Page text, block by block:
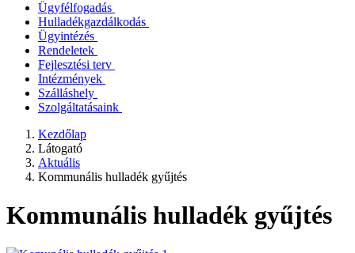
Ügyfélfogadás
Hulladékgazdálkodás
Ügyintézés
Rendeletek
Fejlesztési terv
Intézmények
Szálláshely
Szolgáltatásaink
Kezdőlap
Látogató
Aktuális
Kommunális hulladék gyűjtés
Kommunális hulladék gyűjtés